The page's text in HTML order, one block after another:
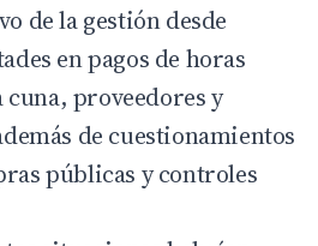
de la gestión desde
en pagos de horas
proveedores y
de cuestionamientos
públicas y controles